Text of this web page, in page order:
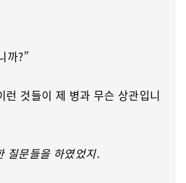
까?”
런 것들이 제 병과 무슨 상관입니
질문들을 하였었지.